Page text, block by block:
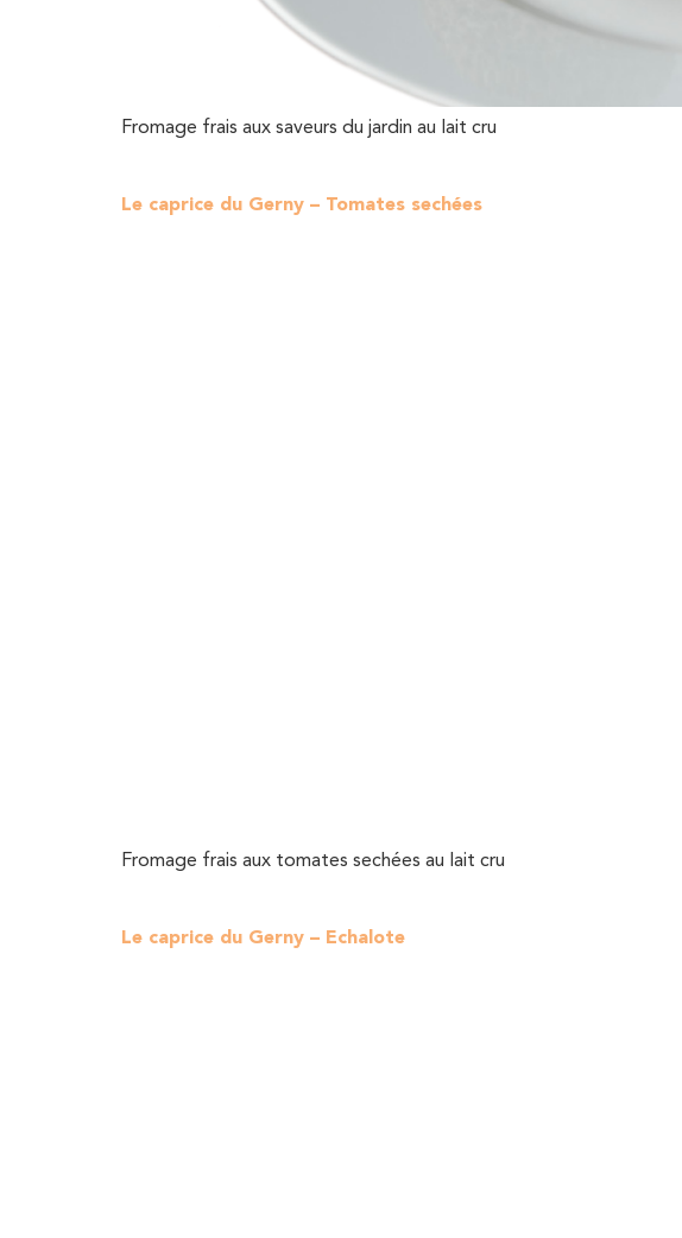
Fromage frais aux saveurs du jardin au lait cru
Le caprice du Gerny – Tomates sechées
Fromage frais aux tomates sechées au lait cru
Le caprice du Gerny – Echalote